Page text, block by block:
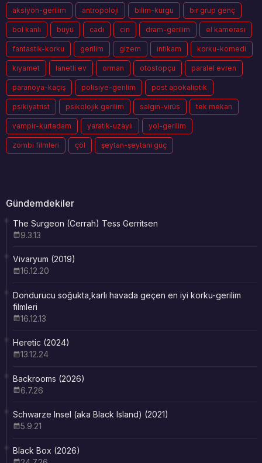
aksiyon-gerilim antropoloji bilim-kurgu bir grup genç
bol kanlı büyü cadı cin dram-gerilim el kamerası
fantastik-korku gerilim gizem intikam korku-komedi
kıyamet lanetli ev orman otostopçu paralel evren
paranoya-kaçış polisiye-gerilim post apokaliptik
psikiyatrist psikolojik gerilim salgın-virüs tek mekan
vampir-kurtadam yaratık-uzaylı yol-gerilim
zombi filmleri çöl şeytan-şeytani güç
Gündemdekiler
The Surgeon (Cerrah) Tess Gerritsen
9.3.13
Vivaryum (2019)
16.12.20
Dondurucu soğukta,karlı havada geçen en iyi korku-gerilim
filmleri
16.12.13
Heretic (2024)
13.12.24
Backrooms (2026)
6.7.26
Schwarze Insel (aka Black Island) (2021)
5.9.21
Black Box (2026)